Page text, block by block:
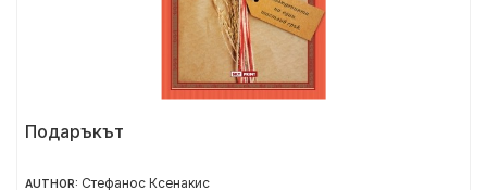
Подаръкът
AUTHOR: Стефанос Ксенакис